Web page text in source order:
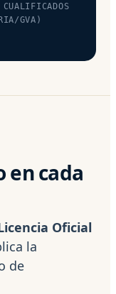
GVA)
en cada
Oficial
la
de